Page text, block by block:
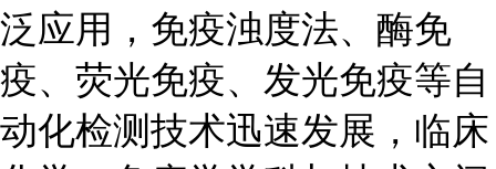
泛应用，免疫浊度法、酶免
疫、荧光免疫、发光免疫等自
动化检测技术迅速发展，临床